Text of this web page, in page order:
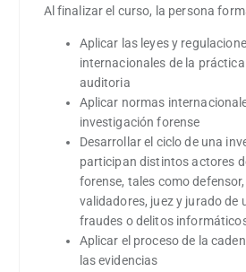
Al finalizar el curso, la persona
Aplicar las leyes y
internacionales de la
auditoria
Aplicar normas
investigación forense
Desarrollar el ciclo de una
participan distintos actores
forense, tales como
validadores, juez y jurado de
fraudes o delitos
Aplicar el proceso de la
las evidencias